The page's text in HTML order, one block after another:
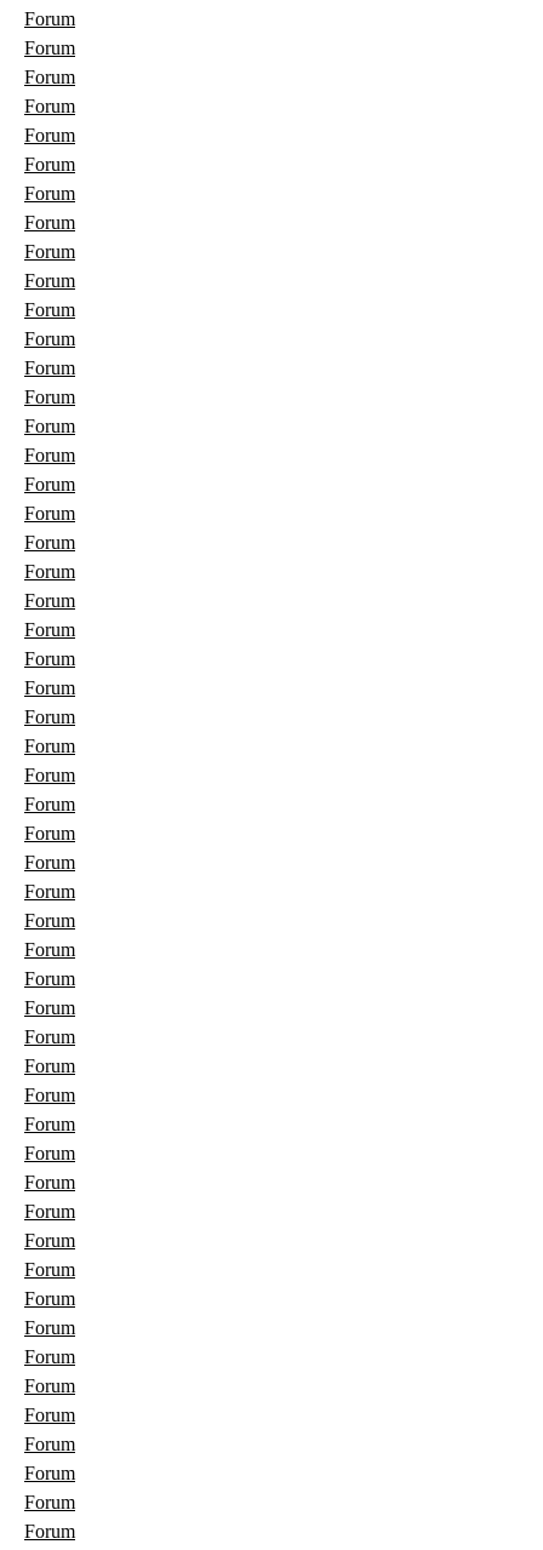
Forum
Forum
Forum
Forum
Forum
Forum
Forum
Forum
Forum
Forum
Forum
Forum
Forum
Forum
Forum
Forum
Forum
Forum
Forum
Forum
Forum
Forum
Forum
Forum
Forum
Forum
Forum
Forum
Forum
Forum
Forum
Forum
Forum
Forum
Forum
Forum
Forum
Forum
Forum
Forum
Forum
Forum
Forum
Forum
Forum
Forum
Forum
Forum
Forum
Forum
Forum
Forum
Forum